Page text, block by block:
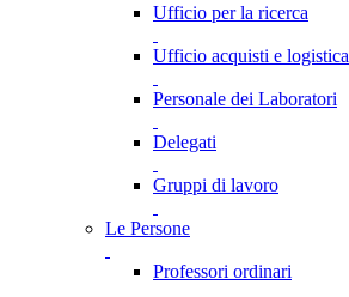
Ufficio per la ricerca
Ufficio acquisti e logistica
Personale dei Laboratori
Delegati
Gruppi di lavoro
Le Persone
Professori ordinari